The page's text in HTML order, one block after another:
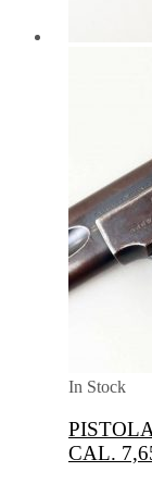
In Stock
CAL.